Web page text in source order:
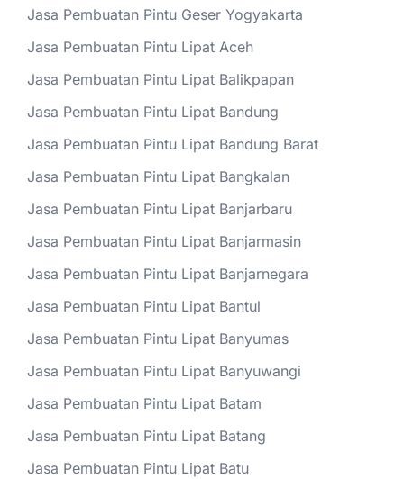
Jasa Pembuatan Pintu Geser Yogyakarta
Jasa Pembuatan Pintu Lipat Aceh
Jasa Pembuatan Pintu Lipat Balikpapan
Jasa Pembuatan Pintu Lipat Bandung
Jasa Pembuatan Pintu Lipat Bandung Barat
Jasa Pembuatan Pintu Lipat Bangkalan
Jasa Pembuatan Pintu Lipat Banjarbaru
Jasa Pembuatan Pintu Lipat Banjarmasin
Jasa Pembuatan Pintu Lipat Banjarnegara
Jasa Pembuatan Pintu Lipat Bantul
Jasa Pembuatan Pintu Lipat Banyumas
Jasa Pembuatan Pintu Lipat Banyuwangi
Jasa Pembuatan Pintu Lipat Batam
Jasa Pembuatan Pintu Lipat Batang
Jasa Pembuatan Pintu Lipat Batu